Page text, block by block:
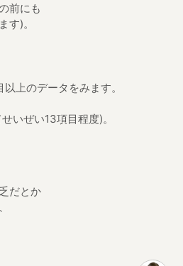
前にも
す)。
上のデータをみます。
いぜい13項目程度)。
だとか